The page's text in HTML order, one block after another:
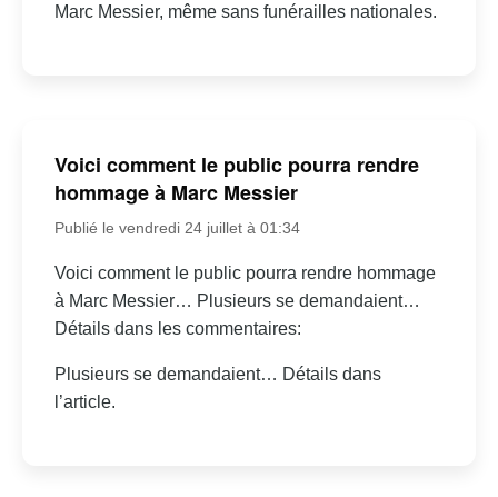
Marc Messier, même sans funérailles nationales.
Voici comment le public pourra rendre
hommage à Marc Messier
Publié le vendredi 24 juillet à 01:34
Voici comment le public pourra rendre hommage
à Marc Messier… Plusieurs se demandaient…
Détails dans les commentaires:
Plusieurs se demandaient… Détails dans
l’article.